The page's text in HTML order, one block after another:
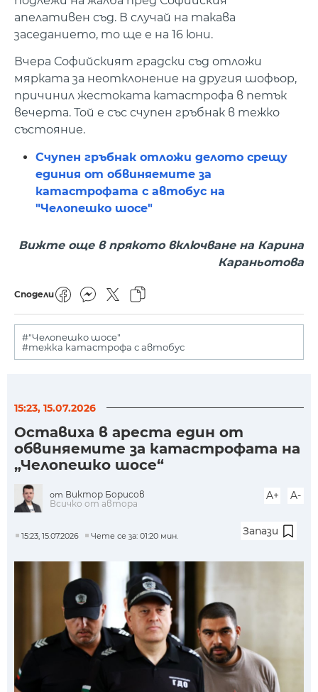
апелативен съд. В случай на такава
заседанието, то ще е на 16 юни.
Вчера Софийският градски съд отложи
мярката за неотклонение на другия шофьор,
причинил жестоката катастрофа в петък
вечерта. Той е със счупен гръбнак в тежко
състояние.
Счупен гръбнак отложи делото срещу
единия от обвиняемите за
катастрофата с автобус на
"Челопешко шосе"
Вижте още в прякото включване на Карина
Караньотова
Сподели
#"Челопешко шосе"
#тежка катастрофа с автобус
15:23, 15.07.2026
Оставиха в ареста един от
обвиняемите за катастрофата на
„Челопешко шосе“
от Виктор Борисов
Всичко от автора
A+ A-
15:23, 15.07.2026 Чете се за: 01:20 мин. Запази